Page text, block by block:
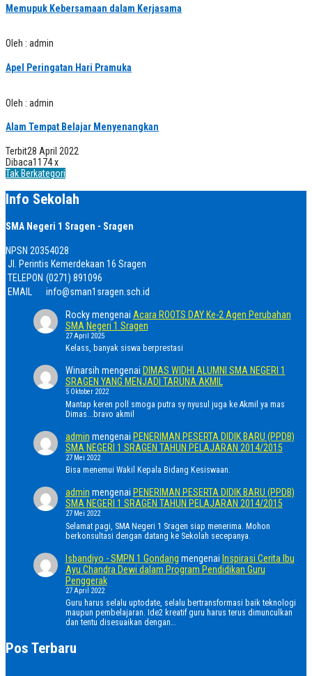
Memupuk Kebersamaan dalam Kerjasama
Oleh : admin
Apel Peringatan Hari Pramuka
Oleh : admin
Alam Tempat Belajar Menyenangkan
Terbit28 April 2022
Dibaca1174 x
Tak Berkategori
Info Sekolah
SMA Negeri 1 Sragen - Sragen
NPSN 20354028
Jl. Perintis Kemerdekaan 16 Sragen
TELEPON (0271) 891096
EMAIL
info@sman1sragen.sch.id
Rockymengenai Acara ROOTS DAY Ke-2 Agen Perubahan
SMA Negeri 1 Sragen
27 April 2025
Kelass, banyak siswa berprestasi
Winarsih mengenai DIMAS WIDHI ALUMNI SMA NEGERI 1
SRAGEN YANG MENJADI TARUNA AKMIL
5 Oktober 2022
Mantap keren poll smoga putra sy nyusul juga ke Akmil ya mas
Dimas...bravo akmil
admin mengenai PENERIMAN PESERTA DIDIK BARU (PPDB)
SMA NEGERI 1 SRAGEN TAHUN PELAJARAN 2014/2015
27 Mei 2022
Bisa menemui Wakil Kepala Bidang Kesiswaan.
admin mengenai PENERIMAN PESERTA DIDIK BARU (PPDB)
SMA NEGERI 1 SRAGEN TAHUN PELAJARAN 2014/2015
27 Mei 2022
Selamat pagi, SMA Negeri 1 Sragen siap menerima. Mohon
berkonsultasi dengan datang ke Sekolah secepanya.
Isbandiyo - SMPN 1 Gondang mengenai Inspirasi Cerita Ibu
Ayu Chandra Dewi dalam Program Pendidikan Guru
Penggerak
27 April 2022
Guru harus selalu uptodate, selalu bertransformasi baik teknologi
maupun pembelajaran. Ide2 kreatif guru harus terus dimunculkan
dan tentu disesuaikan dengan…
Pos Terbaru